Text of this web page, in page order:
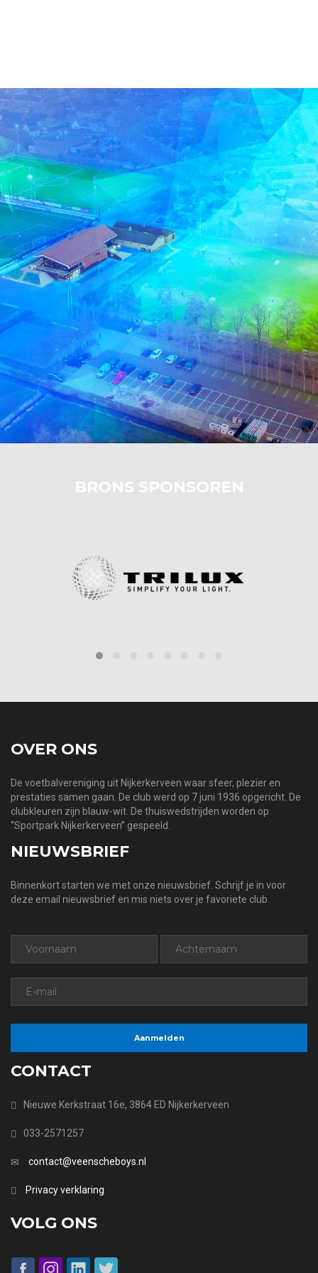
BRONS SPONSOREN
OVER ONS
De voetbalvereniging uit Nijkerkerveen waar sfeer, plezier en
prestaties samen gaan. De club werd op 7 juni 1936 opgericht. De
clubkleuren zijn blauw-wit. De thuiswedstrijden worden op
“Sportpark Nijkerkerveen” gespeeld.
NIEUWSBRIEF
Binnenkort starten we met onze nieuwsbrief. Schrijf je in voor
deze email nieuwsbrief en mis niets over je favoriete club.
CONTACT
Nieuwe Kerkstraat 16e, 3864 ED Nijkerkerveen
033-2571257
contact@veenscheboys.nl
Privacy verklaring
VOLG ONS